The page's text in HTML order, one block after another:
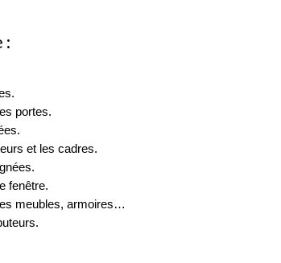
:
portes.
et les cadres.
fenêtre.
meubles, armoires…